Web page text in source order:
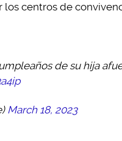
los centros de
de su hija
March 18, 2023